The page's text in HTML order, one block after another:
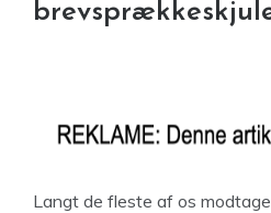
Langt de fleste af os